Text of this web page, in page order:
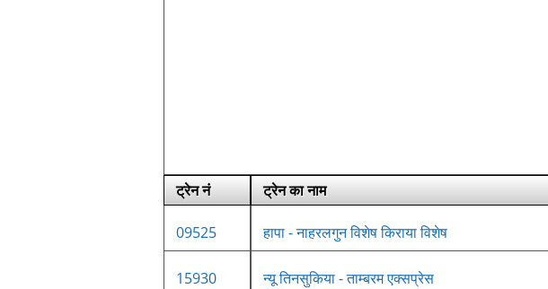
ट्रेन नं ट्रेन का नाम
09525 हापा - नाहरलगुन विशेष किराया विशेष
15930 न्यू तिनसुकिया - ताम्बरम एक्सप्रेस